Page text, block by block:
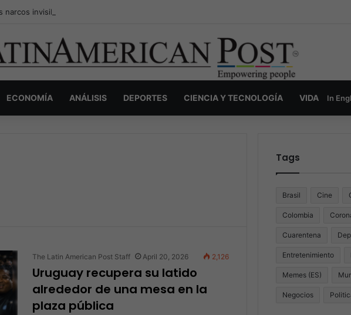
narcos invisibles de Colombia: la guerra secreta por la verdad, el poder y la nueva economía
ECONOMÍA ANÁLISIS DEPORTES CIENCIA Y TECNOLOGÍA VIDA In
The Latin American Post Staff April 20, 2026 2,126
Uruguay recupera su latido
alrededor de una mesa en la
plaza pública
Tags
Brasil Cine
Colombia
Cuarentena
Entretenimiento
Memes (ES)
Negocios